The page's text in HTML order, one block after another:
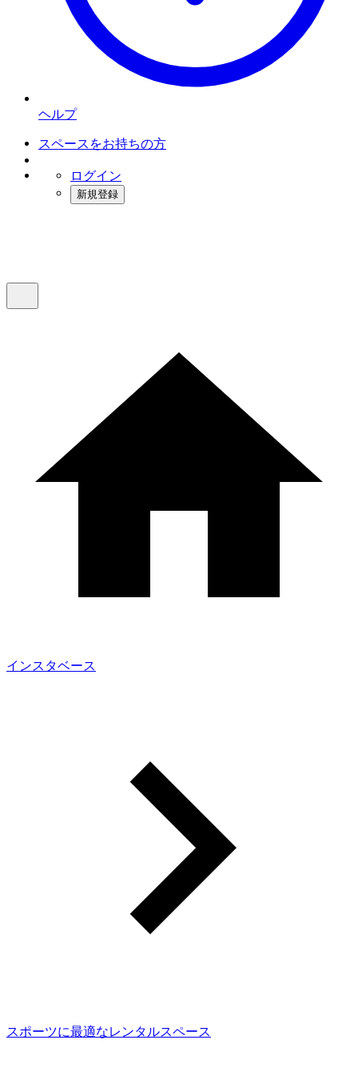
ヘルプ
スペースをお持ちの方
ログイン
新規登録
インスタベース
スポーツに最適なレンタルスペース